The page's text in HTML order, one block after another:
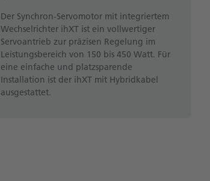
Der Synchron-Servomotor mit integriertem
Wechselrichter ihXT ist ein vollwertiger
Servoantrieb zur präzisen Regelung im
Leistungsbereich von 150 bis 450 Watt. Für
eine einfache und platzsparende
Installation ist der ihXT mit Hybridkabel
ausgestattet.